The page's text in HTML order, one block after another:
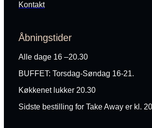
Kontakt
Åbningstider
Alle dage 16 –20.30
BUFFET: Torsdag-Søndag 16-21.
Køkkenet lukker 20.30
Sidste bestilling for Take Away er kl.